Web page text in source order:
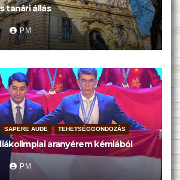
tanári állás
PM
SAPERE AUDE TEHETSÉGGONDOZÁS
aranyérem kémiából
PM